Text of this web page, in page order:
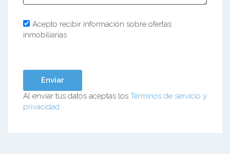
Acepto recibir información sobre ofertas
inmobiliarias
Al enviar tus datos aceptas los Términos de servicio y
privacidad